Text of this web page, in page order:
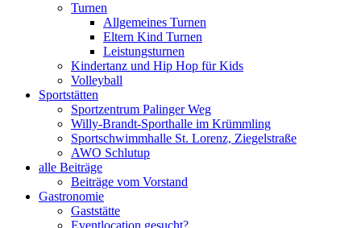
Turnen
Allgemeines Turnen
Eltern Kind Turnen
Leistungsturnen
Kindertanz und Hip Hop für Kids
Volleyball
Sportstätten
Sportzentrum Palinger Weg
Willy-Brandt-Sporthalle im Krümmling
Sportschwimmhalle St. Lorenz, Ziegelstraße
AWO Schlutup
alle Beiträge
Beiträge vom Vorstand
Gastronomie
Gaststätte
Eventlocation gesucht?